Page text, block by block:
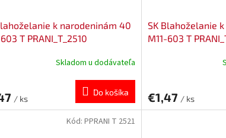
k narodeninám 40
T PRANI_T_2510
Skladom u dodávateľa
/ ks
Do košíka
SK Blahoželanie
M11-603 T
€1,47 / ks
Kód: PPRANI T 2521